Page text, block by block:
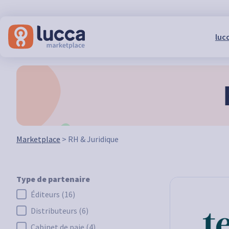
Marketplace > RH & Juridique
Type de partenaire
Type de partenaire
Éditeurs (16)
Distributeurs (6)
Cabinet de paie (4)